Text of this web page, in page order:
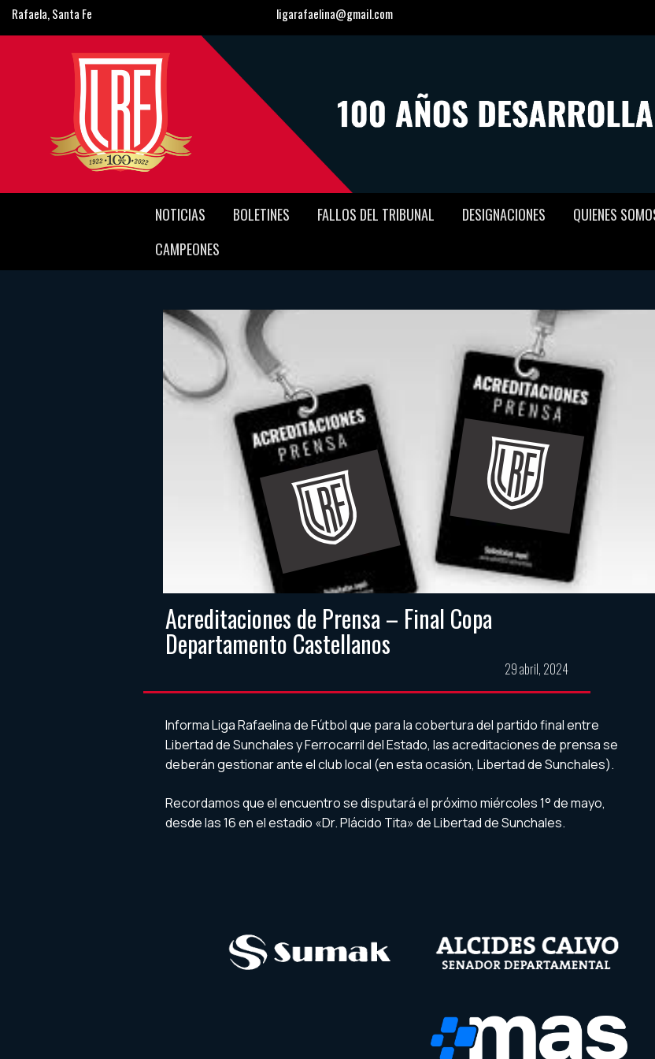
Rafaela, Santa Fe ligarafaelina@gmail.com
NOTICIAS BOLETINES FALLOS DEL TRIBUNAL DESIGNACIONES QUIENES
CAMPEONES
Acreditaciones de Prensa – Final Copa
Departamento Castellanos
29 abril, 2024
Informa Liga Rafaelina de Fútbol que para la cobertura del partido final entre
Libertad de Sunchales y Ferrocarril del Estado, las acreditaciones de prensa se
deberán gestionar ante el club local (en esta ocasión, Libertad de Sunchales).
Recordamos que el encuentro se disputará el próximo miércoles 1° de mayo,
desde las 16 en el estadio «Dr. Plácido Tita» de Libertad de Sunchales.